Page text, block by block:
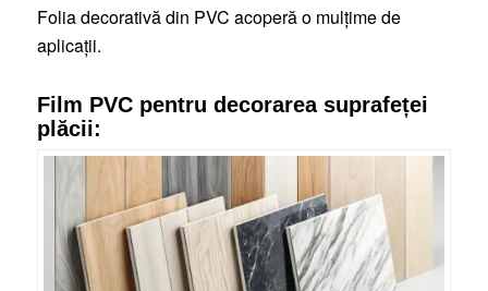
Folia decorativă din PVC acoperă o mulțime de
aplicații.
Film PVC pentru decorarea suprafeței
plăcii: